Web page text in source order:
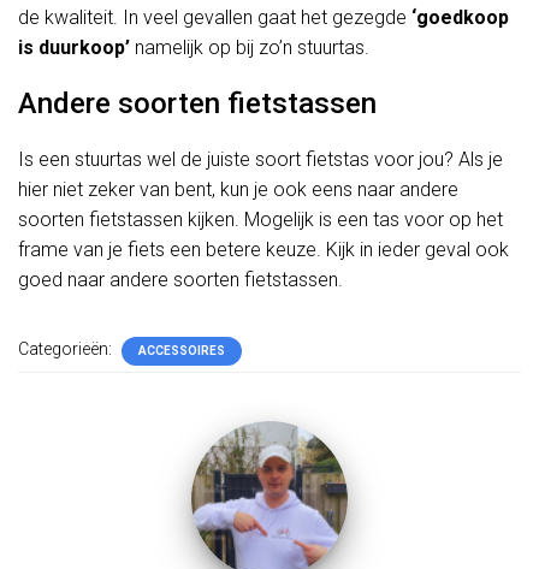
de kwaliteit. In veel gevallen gaat het gezegde ‘goedkoop
is duurkoop’ namelijk op bij zo’n stuurtas.
Andere soorten fietstassen
Is een stuurtas wel de juiste soort fietstas voor jou? Als je
hier niet zeker van bent, kun je ook eens naar andere
soorten fietstassen kijken. Mogelijk is een tas voor op het
frame van je fiets een betere keuze. Kijk in ieder geval ook
goed naar andere soorten fietstassen.
Categorieën: ACCESSOIRES